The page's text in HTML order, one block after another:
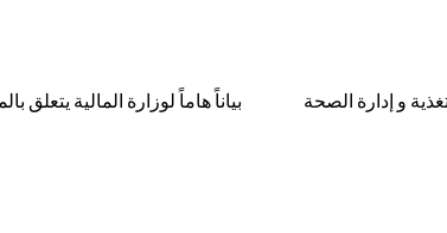
و إدارة الصحة
بياناً هاماً لوزارة المالية يتعلق